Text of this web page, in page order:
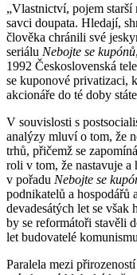
„Vlastnictví, pojem starší
savci doupata. Hledají,
člověka chránili své
seriálu Nebojte se kupónů
1992 Československá
se kuponové privatizaci,
akcionáře do té doby
V souvislosti s
analýzy mluví o tom, že
trhů, přičemž se
roli v tom, že nastavuje
v pořadu Nebojte se
podnikatelů a hospodářů
devadesátých let se však
by se reformátoři stavěli
let budovatelé
Paralela mezi